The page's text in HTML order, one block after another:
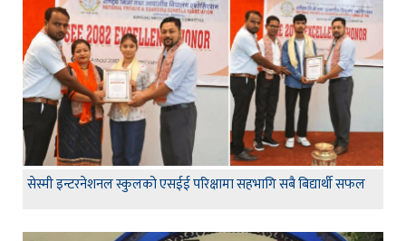
सेस्मी इन्टरनेशनल स्कुलको एसईई परिक्षामा सहभागि सबै बिद्यार्थी सफल